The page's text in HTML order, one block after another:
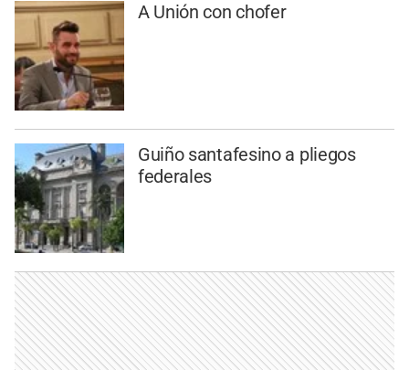
A Unión con chofer
Guiño santafesino a pliegos
federales